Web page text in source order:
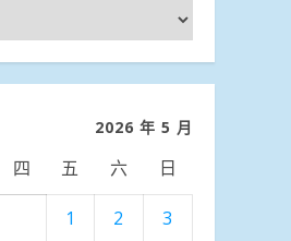
2026 年 5 月
四 五 六 日
1 2
3